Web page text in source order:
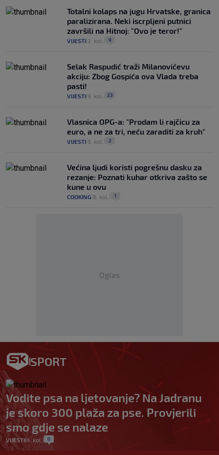
Totalni kolaps na jugu Hrvatske, granica
paralizirana. Neki iscrpljeni putnici
završili na Hitnoj: "Ovo je teror!"
VIJESTI 2. kol. 9
Selak Raspudić traži Milanovićevu
akciju: Zbog Gospića ova Vlada treba
pasti!
VIJESTI 9. kol. 23
Vlasnica OPG-a: "Prodam li rajčicu za
euro, a ne za tri, neću zaraditi za kruh"
VIJESTI 9. kol. 2
Većina ljudi koristi pogrešnu dasku za
rezanje: Poznati kuhar otkriva zašto se
kune u ovu
COOKING 8. kol. 1
Oglas
SPORT
Vodite psa na ljetovanje? Na Jadranu
je skoro 300 plaža za pse. Provjerili
smo gdje se nalaze
VIJESTI|9. kol. 0